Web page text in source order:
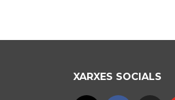
XARXES SOCIALS